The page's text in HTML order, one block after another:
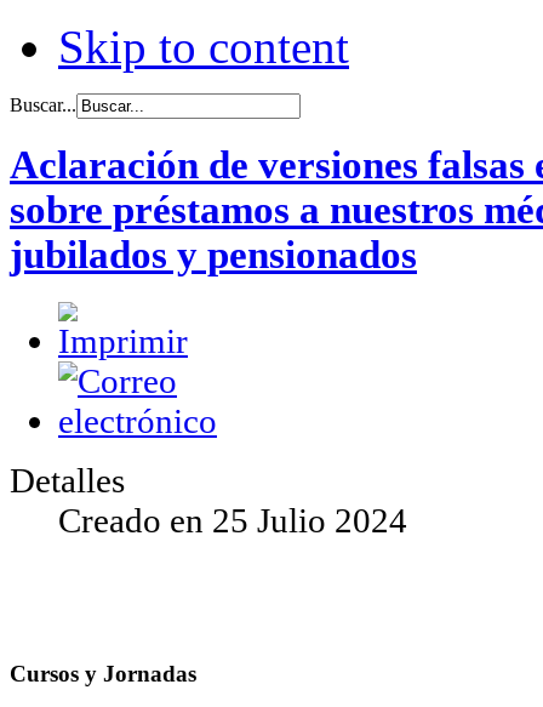
Skip to content
Buscar...
Aclaración de versiones falsas
sobre préstamos a nuestros
jubilados y pensionados
Detalles
Creado en 25 Julio 2024
Cursos y Jornadas